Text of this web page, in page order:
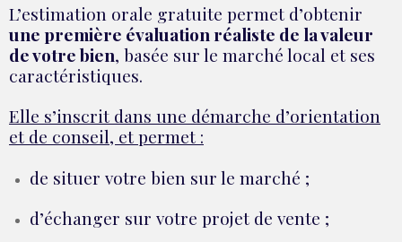
L’estimation orale gratuite permet d’obtenir
une première évaluation réaliste de la valeur
de votre bien, basée sur le marché local et ses
caractéristiques.
Elle s’inscrit dans une démarche d’orientation
et de conseil, et permet :
de situer votre bien sur le marché ;
d’échanger sur votre projet de vente ;